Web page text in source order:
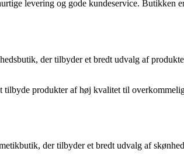
levering og gode kundeservice. Butikken
der tilbyder et bredt udvalg af
produkter af høj kvalitet til
der tilbyder et bredt udvalg af